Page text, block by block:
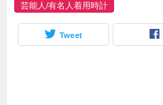
芸能人/有名人着用時計
Tweet